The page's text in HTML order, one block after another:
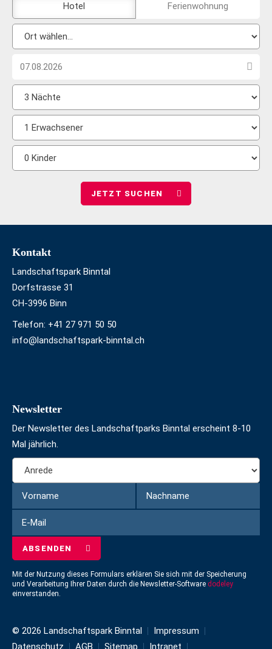
Externe-
Buchungstool
ist
nicht
Hotel Ferienwohnung
wählen...
Anreise
wählen
Anzahl
Nächte
wählen
Anzahl
Erwachsene
wählen
Anzahl
Kinder
Footer
Kontakt
Landschaftspark Binntal
Dorfstrasse 31
CH-3996 Binn
Telefon: +41 27 971 50 50
info@landschaftspark-binntal.ch
Newsletter
Der Newsletter des Landschaftparks Binntal erscheint 8-10
Mal jährlich.
Formular
um
sich
für
den
Newsletter
einzuschreiben
Anrede
Vorname
Nachname
Mail
Mit der Nutzung dieses Formulars erklären Sie sich mit der Speicherung
und Verarbeitung Ihrer Daten durch die Newsletter-Software dodeley
einverstanden.
© 2026 Landschaftspark Binntal
Impressum
Datenschutz
AGB Sitemap Intranet